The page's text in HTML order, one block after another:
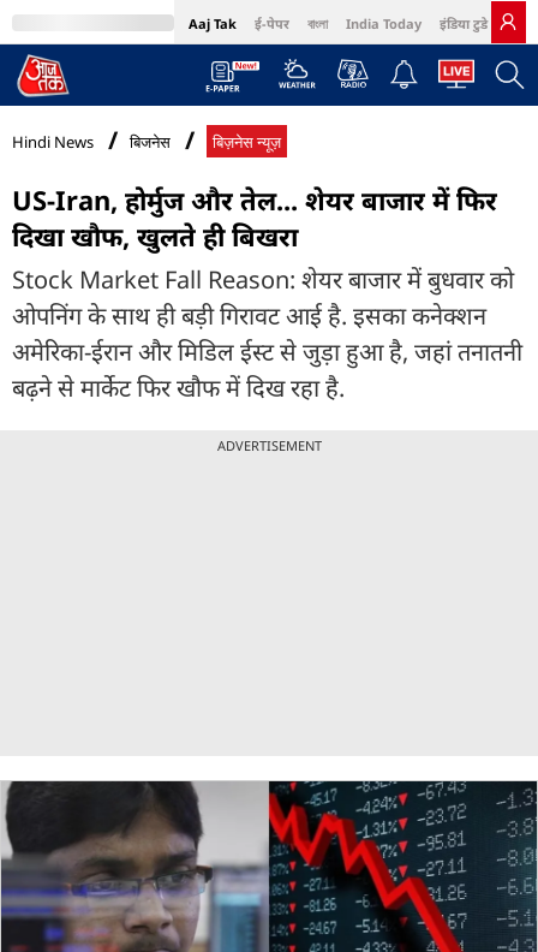
Aaj Tak ई-पेपर বাংলা India Today इंडिया टुडे हिंदी
MumbaiTak Cosmopolitan Harper's Bazaar Northeast
Hindi News बिजनेस बिज़नेस न्यूज़
US-Iran, होर्मुज और तेल... शेयर बाजार में फिर
दिखा खौफ, खुलते ही बिखरा
Stock Market Fall Reason: शेयर बाजार में बुधवार को
ओपनिंग के साथ ही बड़ी गिरावट आई है. इसका कनेक्शन
अमेरिका-ईरान और मिडिल ईस्ट से जुड़ा हुआ है, जहां तनातनी
बढ़ने से मार्केट फिर खौफ में दिख रहा है.
ADVERTISEMENT